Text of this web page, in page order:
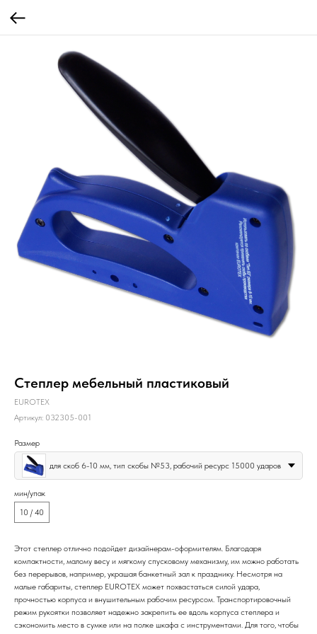
Степлер мебельный пластиковый
EUROTEX
Артикул: 032305-001
Размер
для скоб 6-10 мм, тип скобы №53, рабочий ресурс 15000 ударов
мин/упак
10 / 40
Этот степлер отлично подойдет дизайнерам-оформителям. Благодаря
компактности, малому весу и мягкому спусковому механизму, им можно работать
без перерывов, например, украшая банкетный зал к празднику. Несмотря на
малые габариты, степлер EUROTEX может похвастаться силой удара,
прочностью корпуса и внушительным рабочим ресурсом. Транспортировочный
режим рукоятки позволяет надежно закрепить ее вдоль корпуса степлера и
сэкономить место в сумке или на полке шкафа с инструментами. Для того, чтобы